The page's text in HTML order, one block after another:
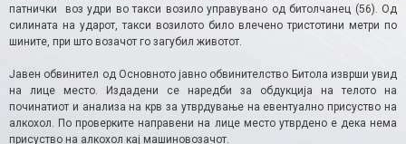
патнички воз удри во такси возило управувано од битолчанец (56). Од
силината на ударот, такси возилото било влечено тристотини метри по
шините, при што возачот го загубил животот.
Јавен обвинител од Основното јавно обвинителство Битола изврши увид
на лице место. Издадени се наредби за обдукција на телото на
починатиот и анализа на крв за утврдување на евентуално присуство на
алкохол. По проверките направени на лице место утврдено е дека нема
присуство на алкохол кај машиновозачот.